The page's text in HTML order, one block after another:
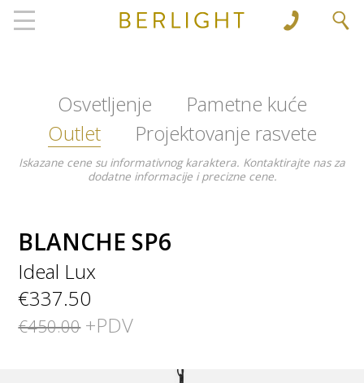
', 'www.berlight.rs'); ga('send', 'pageview');
Osvetljenje
Pametne kuće
Outlet
Projektovanje rasvete
Iskazane cene su informativnog karaktera. Kontaktirajte nas za
dodatne informacije i precizne cene.
BLANCHE SP6
Ideal Lux
€337.50
€450.00 +PDV